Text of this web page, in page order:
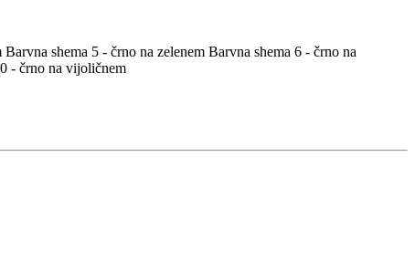
Barvna shema 5 - črno na zelenem Barvna shema 6 - črno na
- črno na vijoličnem